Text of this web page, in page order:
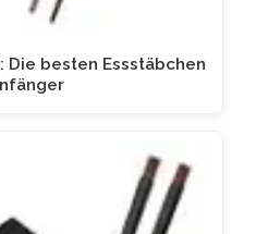
Die besten Essstäbchen